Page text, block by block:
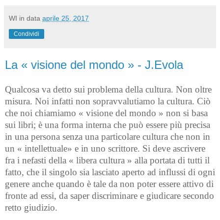
WI in data aprile 25, 2017
Condividi
La « visione del mondo » - J.Evola
Qualcosa va detto sui problema della cultura. Non oltre
misura. Noi infatti non sopravvalutiamo la cultura. Ciò
che noi chiamiamo « visione del mondo » non si basa
sui libri; è una forma interna che può essere più precisa
in una persona senza una particolare cultura che non in
un « intellettuale» e in uno scrittore. Si deve ascrivere
fra i nefasti della « libera cultura » alla portata di tutti il
fatto, che il singolo sia lasciato aperto ad influssi di ogni
genere anche quando è tale da non poter essere attivo di
fronte ad essi, da saper discriminare e giudicare secondo
retto giudizio.